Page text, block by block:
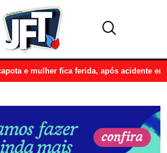
e mulher fica ferida, após acidente